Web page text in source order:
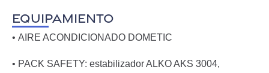
EQUIPAMIENTO
• AIRE ACONDICIONADO DOMETIC
• PACK SAFETY: estabilizador ALKO AKS 3004,